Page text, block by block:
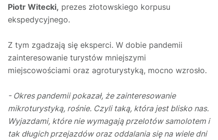
Piotr Witecki, prezes złotowskiego korpusu
ekspedycyjnego.
Z tym zgadzają się eksperci. W dobie pandemii
zainteresowanie turystów mniejszymi
miejscowościami oraz agroturystyką, mocno wzrosło.
- Okres pandemii pokazał, że zainteresowanie
mikroturystyką, rośnie. Czyli taką, która jest blisko nas.
Wyjazdami, które nie wymagają przelotów samolotem i
tak długich przejazdów oraz oddalania się na wiele dni